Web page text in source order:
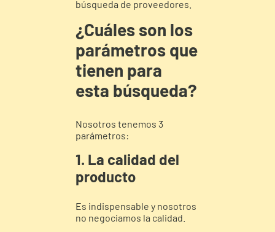
búsqueda de proveedores.
¿Cuáles son los
parámetros que
tienen para
esta búsqueda?
Nosotros tenemos 3
parámetros:
1. La calidad del
producto
Es indispensable y nosotros
no negociamos la calidad.